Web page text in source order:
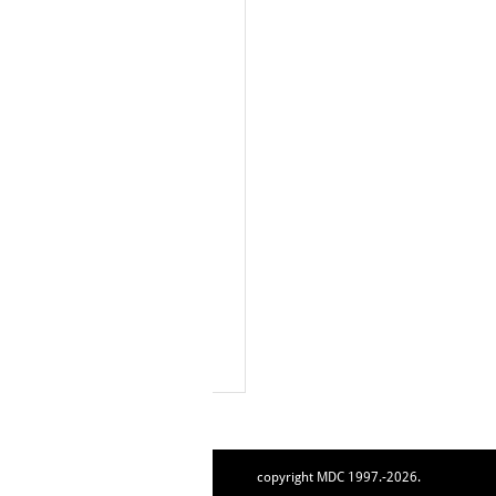
copyright MDC 1997.-2026.